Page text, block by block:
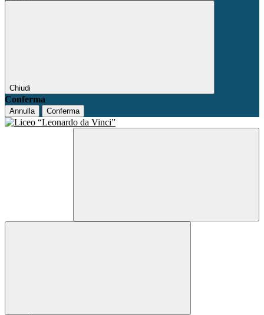
Chiudi
Conferma
Annulla Conferma